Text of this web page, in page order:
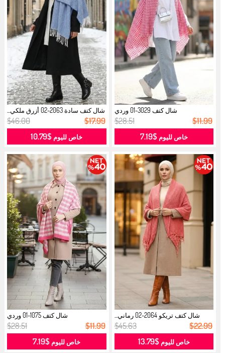
شال كتف 3029-01 وردي
$28.51 $11.99
خاص لليوم$7.19
شال كتف سادة 2063-02 أزرق ملكي...
$46.00 $17.99
خاص لليوم $10.79
شال كتف تريكو 2064-02 رماني...
$45.63 $22.99
خاص لليوم$13.79
شال كتف 1075-01 وردي
$28.51 $11.99
خاص لليوم $7.19